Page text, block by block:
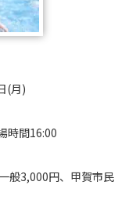
(月)
時間16:00
般3,000円、甲賀市民